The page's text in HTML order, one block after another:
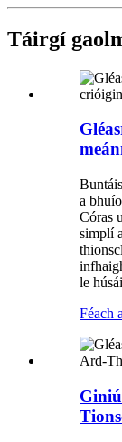
Táirgí
a
Córas
simplí
le
Féach